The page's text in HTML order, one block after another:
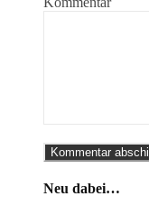
Neu dabei…